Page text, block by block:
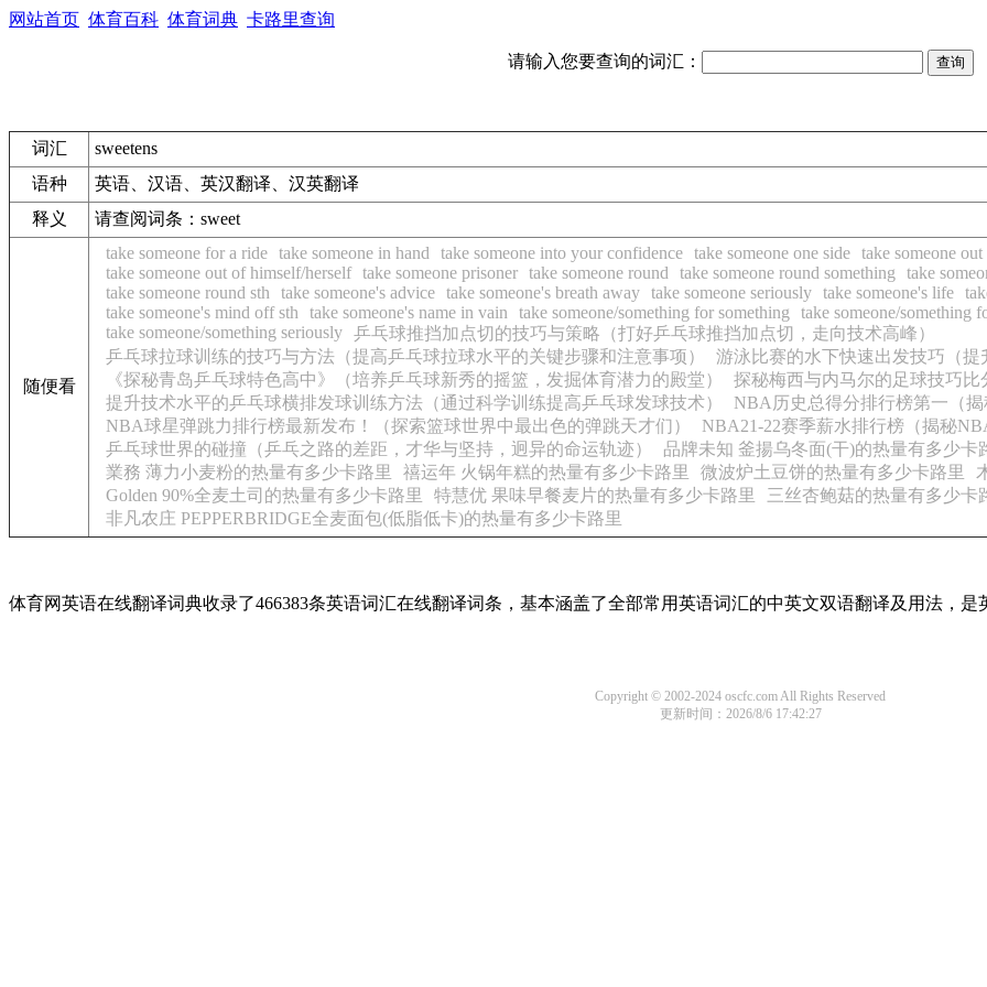
网站首页 体育百科 体育词典 卡路里查询
请输入您要查询的词汇：
词汇
sweetens
语种
英语、汉语、英汉翻译、汉英翻译
释义
请查阅词条：sweet
随便看
take someone for a ride take someone in hand take someone into your confidence take someone one side take someone
take someone out of himself/herself take someone prisoner take someone round take someone round something take
take someone round sth
take someone's advice take someone's breath away take someone seriously take someone's life
take someone's mind off sth
take someone's name in vain take someone/something for something take someone/something
take someone/something seriously 乒乓球推挡加点切的技巧与策略（打好乒乓球推挡加点切，走向技术高峰）
乒乓球拉球训练的技巧与方法（提高乒乓球拉球水平的关键步骤和注意事项）
游泳比赛的水下快速出发技巧（提
《探秘青岛乒乓球特色高中》（培养乒乓球新秀的摇篮，发掘体育潜力的殿堂）
探秘梅西与内马尔的足球技巧比
提升技术水平的乒乓球横排发球训练方法（通过科学训练提高乒乓球发球技术）
NBA历史总得分排行榜第一（
NBA球星弹跳力排行榜最新发布！（探索篮球世界中最出色的弹跳天才们）
NBA21-22赛季薪水排行榜（揭秘
乒乓球世界的碰撞（乒乓之路的差距，才华与坚持，迥异的命运轨迹）
品牌未知 釜揚乌冬面(干)的热量有多少卡
業務 薄力小麦粉的热量有多少卡路里
禧运年 火锅年糕的热量有多少卡路里 微波炉土豆饼的热量有多少卡路里
Golden 90%全麦土司的热量有多少卡路里
特慧优 果味早餐麦片的热量有多少卡路里
三丝杏鲍菇的热量有多少卡
非凡农庄 PEPPERBRIDGE全麦面包(低脂低卡)的热量有多少卡路里
体育网英语在线翻译词典收录了466383条英语词汇在线翻译词条，基本涵盖了全部常用英语词汇的中英文双语翻译及用法，是
Copyright © 2002-2024 oscfc.com All Rights Reserved
更新时间：2026/8/6 17:42:27